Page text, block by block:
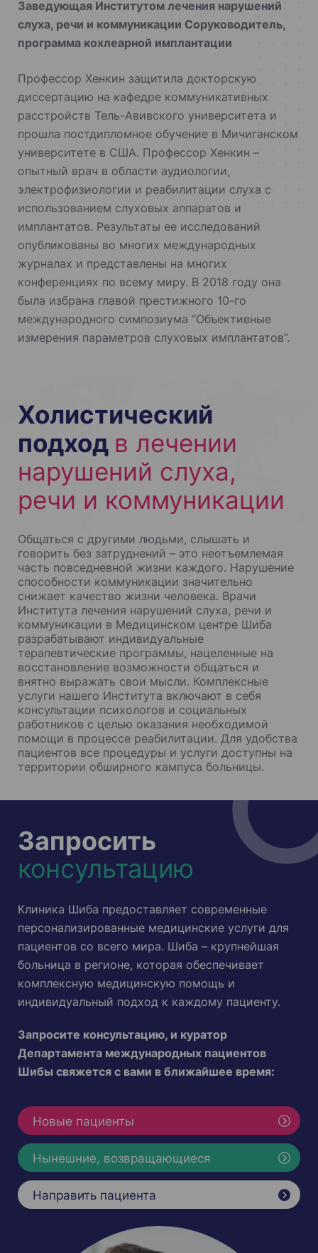
Заведующая Институтом лечения нарушений
слуха, речи и коммуникации Соруководитель,
программа кохлеарной имплантации
Профессор Хенкин защитила докторскую
диссертацию на кафедре коммуникативных
расстройств Тель-Авивского университета и
прошла постдипломное обучение в Мичиганском
университете в США. Профессор Хенкин –
опытный врач в области аудиологии,
электрофизиологии и реабилитации слуха с
использованием слуховых аппаратов и
имплантатов. Результаты ее исследований
опубликованы во многих международных
журналах и представлены на многих
конференциях по всему миру. В 2018 году она
была избрана главой престижного 10-го
международного симпозиума “Объективные
измерения параметров слуховых имплантатов”.
Холистический
подход в лечении
нарушений слуха,
речи и коммуникации
Общаться с другими людьми, слышать и
говорить без затруднений – это неотъемлемая
часть повседневной жизни каждого. Нарушение
способности коммуникации значительно
снижает качество жизни человека. Врачи
Института лечения нарушений слуха, речи и
коммуникации в Медицинском центре Шиба
разрабатывают индивидуальные
терапевтические программы, нацеленные на
восстановление возможности общаться и
внятно выражать свои мысли. Комплексные
услуги нашего Института включают в себя
консультации психологов и социальных
работников с целью оказания необходимой
помощи в процессе реабилитации. Для удобства
пациентов все процедуры и услуги доступны на
территории обширного кампуса больницы.
Запросить
консультацию
Клиника Шиба предоставляет современные
персонализированные медицинские услуги для
пациентов со всего мира. Шиба – крупнейшая
больница в регионе, которая обеспечивает
комплексную медицинскую помощь и
индивидуальный подход к каждому пациенту.
Запросите консультацию, и куратор
Департамента международных пациентов
Шибы свяжется с вами в ближайшее время:
Новые пациенты
Нынешние, возвращающиеся
Направить пациента